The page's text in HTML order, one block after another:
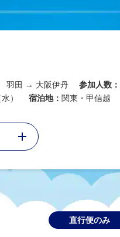
羽田 → 大阪伊丹 参加人数：
） 宿泊地： 関東・甲信越
直行便のみ
田 大阪伊丹
ANA021
田
12:05
大阪伊丹
321
ANA023
田
13:10
大阪伊丹
ANA025
田
738
ANA027
763